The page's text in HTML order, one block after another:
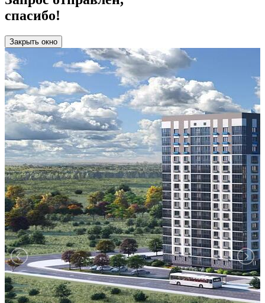
спасибо!
Закрыть окно